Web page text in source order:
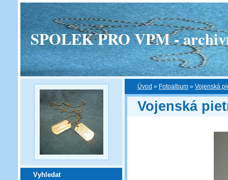
SPOLEK PRO VPM -
Vyhledat
Úvod » Fotoalbum » Vojenská
Vojenská